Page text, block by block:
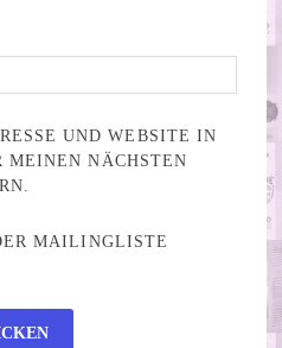
UND WEBSITE IN
MEINEN NÄCHSTEN
MAILINGLISTE